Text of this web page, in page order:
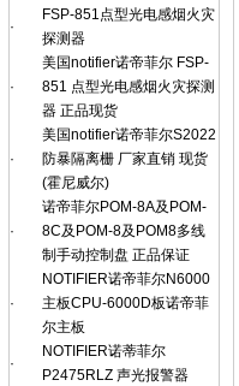
·
FSP-851点型光电感烟火灾
探测器
·
美国notifier诺帝菲尔 FSP-
851 点型光电感烟火灾探测
器 正品现货
·
美国notifier诺帝菲尔S2022
防暴隔离栅 厂家直销 现货
(霍尼威尔)
·
诺帝菲尔POM-8A及POM-
8C及POM-8及POM8多线
制手动控制盘 正品保证
·
NOTIFIER诺帝菲尔N6000
主板CPU-6000D板诺帝菲
尔主板
·
NOTIFIER诺蒂菲尔
P2475RLZ 声光报警器